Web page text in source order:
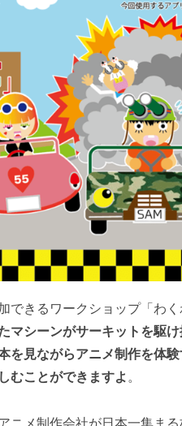
できるワークショップ「わ
マシーンがサーキットを駆
を見ながらアニメ制作を体
むことができますよ 。